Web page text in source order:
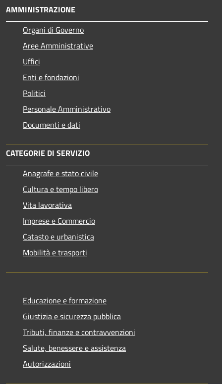
AMMINISTRAZIONE
Organi di Governo
Aree Amministrative
Uffici
Enti e fondazioni
Politici
Personale Amministrativo
Documenti e dati
CATEGORIE DI SERVIZIO
Anagrafe e stato civile
Cultura e tempo libero
Vita lavorativa
Imprese e Commercio
Catasto e urbanistica
Mobilità e trasporti
Educazione e formazione
Giustizia e sicurezza pubblica
Tributi, finanze e contravvenzioni
Salute, benessere e assistenza
Autorizzazioni